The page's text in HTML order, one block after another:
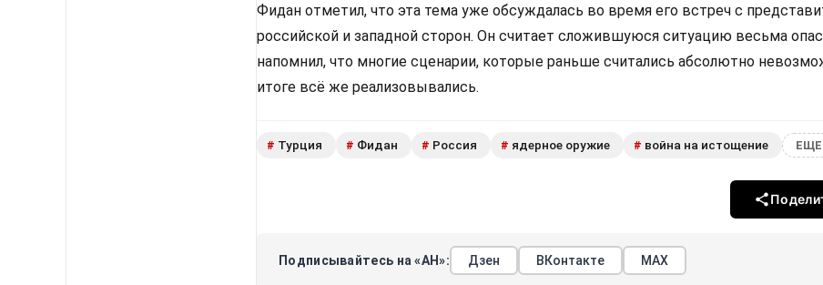
Фидан отметил, что эта тема уже обсуждалась во время его встреч с
российской и западной сторон. Он считает сложившуюся ситуацию весьма
напомнил, что многие сценарии, которые раньше считались абсолютно
итоге всё же реализовывались.
# Турция # Фидан # Россия # ядерное оружие # война на истощение ЕЩЕ
Подписывайтесь на «АН»: Дзен ВКонтакте МАХ